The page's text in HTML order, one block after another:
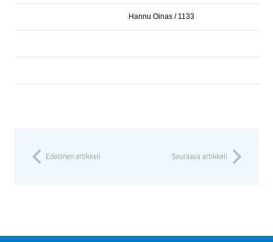
Hannu Oinas / 1133
Edellinen artikkeli Seuraava artikkeli